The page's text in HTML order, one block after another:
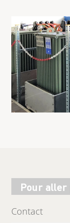
Pour aller
Contact